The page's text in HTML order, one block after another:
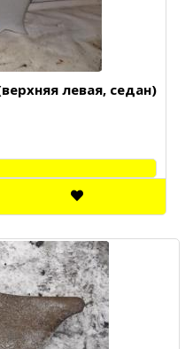
левая, седан)